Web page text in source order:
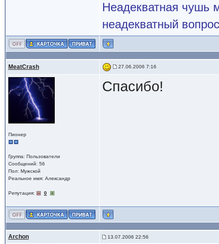
Неадекватная чушь
неадекватный
MeatCrash 27.06.2006 7:16
Пионер
Группа: Пользователи
Сообщений: 56
Пол: Мужской
Реальное имя: Александр
Репутация: 0
Спасибо!
Archon 13.07.2006 22:56